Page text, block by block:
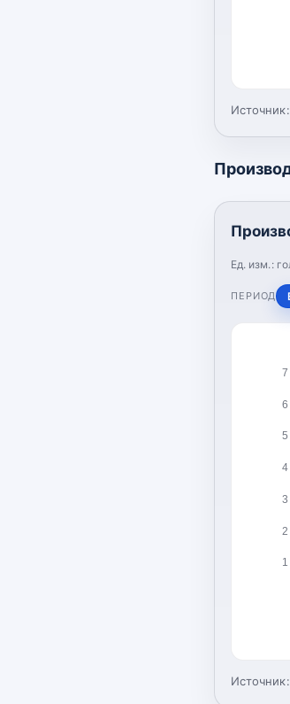
Источник:
Ед. изм.:
ПЕРИОД
3
4
5
6
7
Источник: